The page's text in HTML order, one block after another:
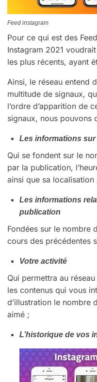
Feed instagram
Pour ce qui est des
Instagram 2021
les plus récents, ayant
Ainsi, le réseau entend
multitude de signaux,
l’ordre d’apparition de
signaux, nous pouvons
Les informations
Qui se fondent sur le
par la publication,
ainsi que sa localisation
Les informations
publication
Fondées sur le nombre
cours des précédentes
Votre activité
Qui permettra au
les contenus qui vous
d’illustration le nombre
aimé ;
L’historique de vos